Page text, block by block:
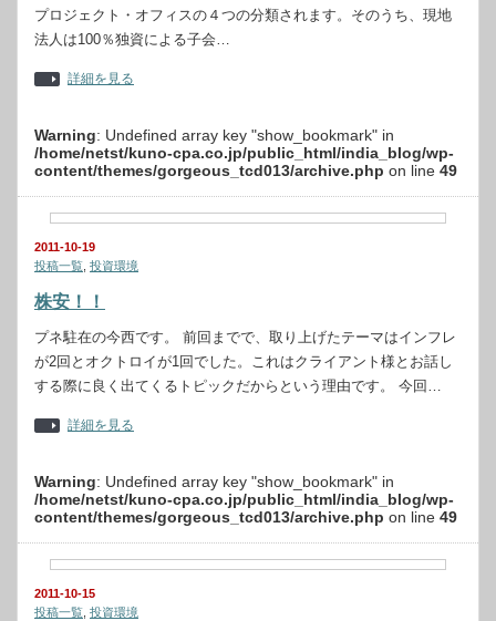
プロジェクト・オフィスの４つの分類されます。そのうち、現地
法人は100％独資による子会…
詳細を見る
Warning: Undefined array key "show_bookmark" in
/home/netst/kuno-cpa.co.jp/public_html/india_blog/wp-
content/themes/gorgeous_tcd013/archive.php on line 49
2011-10-19
投稿一覧 投資環境
株安！！
プネ駐在の今西です。 前回までで、取り上げたテーマはインフレ
が2回とオクトロイが1回でした。これはクライアント様とお話し
する際に良く出てくるトピックだからという理由です。 今回…
詳細を見る
Warning: Undefined array key "show_bookmark" in
/home/netst/kuno-cpa.co.jp/public_html/india_blog/wp-
content/themes/gorgeous_tcd013/archive.php on line 49
2011-10-15
投稿一覧 投資環境